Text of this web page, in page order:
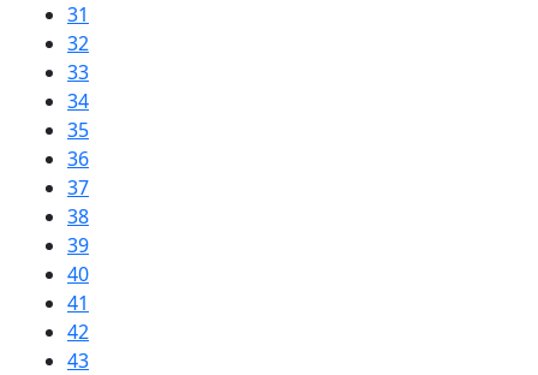
31
32
33
34
35
36
37
38
39
40
41
42
43